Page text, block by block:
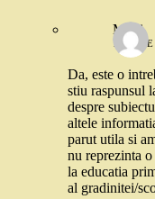
Moni
19 IULIE
Da, este o
stiu raspunsul
despre
altele
parut utila si
nu reprezinta
la educatia
al gradinitei/